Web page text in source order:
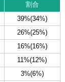
割合
39%(34%)
26%(25%)
16%(16%)
11%(12%)
3%(6%)